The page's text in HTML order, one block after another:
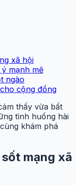
xã hội
mạnh mẽ
ngào
cộng đồng
thấy vừa bất
tình huống hài
khám phá
mạng xã